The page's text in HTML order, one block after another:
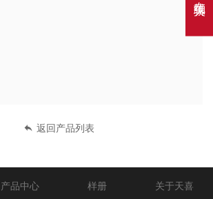
返回产品列表
产品中心 样册
关于天喜